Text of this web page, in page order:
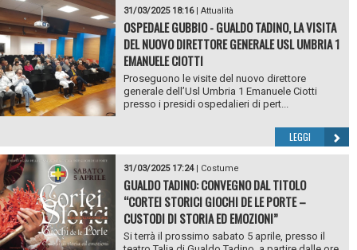
31/03/2025 18:16| Attualità
OSPEDALE GUBBIO - GUALDO TADINO, LA VISITA
DEL NUOVO DIRETTORE GENERALE USL UMBRIA 1
EMANUELE CIOTTI
Proseguono le visite del nuovo direttore
generale dell’Usl Umbria 1 Emanuele Ciotti
presso i presidi ospedalieri di pert...
LEGGI
31/03/2025 17:24| Costume
GUALDO TADINO: CONVEGNO DAL TITOLO
“CORTEI STORICI GIOCHI DE LE PORTE –
CUSTODI DI STORIA ED EMOZIONI”
Si terrà il prossimo sabato 5 aprile, presso il